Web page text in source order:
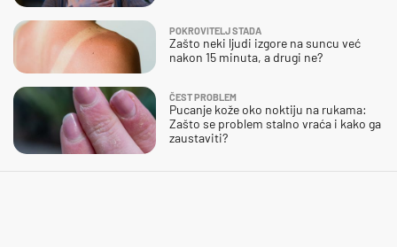
POKROVITELJ STADA
Zašto neki ljudi izgore na suncu već
nakon 15 minuta, a drugi ne?
ČEST PROBLEM
Pucanje kože oko noktiju na rukama:
Zašto se problem stalno vraća i kako ga
zaustaviti?